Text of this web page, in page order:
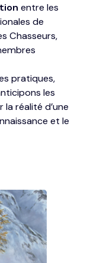
entre les
de
Chasseurs,
pratiques,
les
réalité d’une
et le